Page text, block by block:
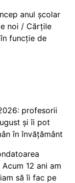
anul școlar
noi / Cărțile
funcție de
profesorii
și îi pot
în învățământ
12 ani am
să îi fac pe